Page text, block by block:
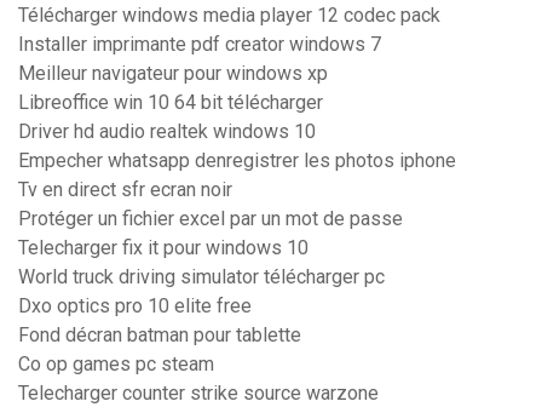
Télécharger windows media player 12 codec pack
Installer imprimante pdf creator windows 7
Meilleur navigateur pour windows xp
Libreoffice win 10 64 bit télécharger
Driver hd audio realtek windows 10
Empecher whatsapp denregistrer les photos iphone
Tv en direct sfr ecran noir
Protéger un fichier excel par un mot de passe
Telecharger fix it pour windows 10
World truck driving simulator télécharger pc
Dxo optics pro 10 elite free
Fond décran batman pour tablette
Co op games pc steam
Telecharger counter strike source warzone